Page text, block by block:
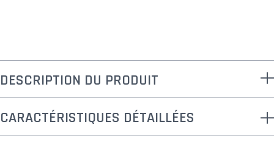
DESCRIPTION DU PRODUIT
CARACTÉRISTIQUES DÉTAILLÉES